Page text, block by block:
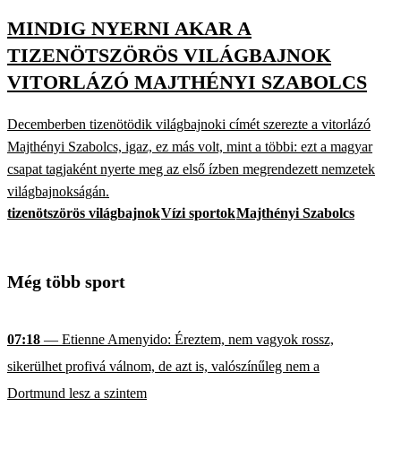
MINDIG NYERNI AKAR A
TIZENÖTSZÖRÖS VILÁGBAJNOK
VITORLÁZÓ MAJTHÉNYI SZABOLCS
Decemberben tizenötödik világbajnoki címét szerezte a vitorlázó
Majthényi Szabolcs, igaz, ez más volt, mint a többi: ezt a magyar
csapat tagjaként nyerte meg az első ízben megrendezett nemzetek
világbajnokságán.
tizenötszörös világbajnokVízi sportokMajthényi Szabolcs
Még több sport
07:18 — Etienne Amenyido: Éreztem, nem vagyok rossz,
sikerülhet profivá válnom, de azt is, valószínűleg nem a
Dortmund lesz a szintem